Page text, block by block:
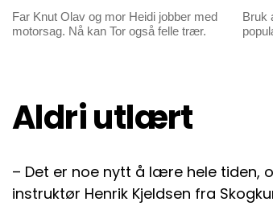
Far Knut Olav og mor Heidi jobber med
motorsag. Nå kan Tor også felle trær.
Bruk
Aldri utlært
– Det er noe nytt å lære hele tiden,
instruktør Henrik Kjeldsen fra